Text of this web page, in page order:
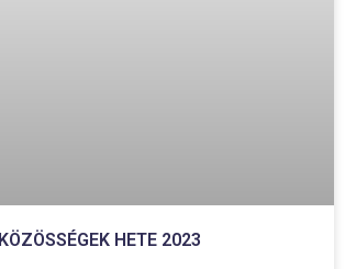
KÖZÖSSÉGEK HETE 2023